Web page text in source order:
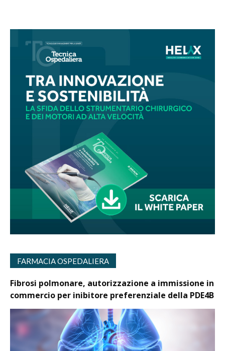
FARMACIA OSPEDALIERA
Fibrosi polmonare, autorizzazione a immissione in
commercio per inibitore preferenziale della PDE4B